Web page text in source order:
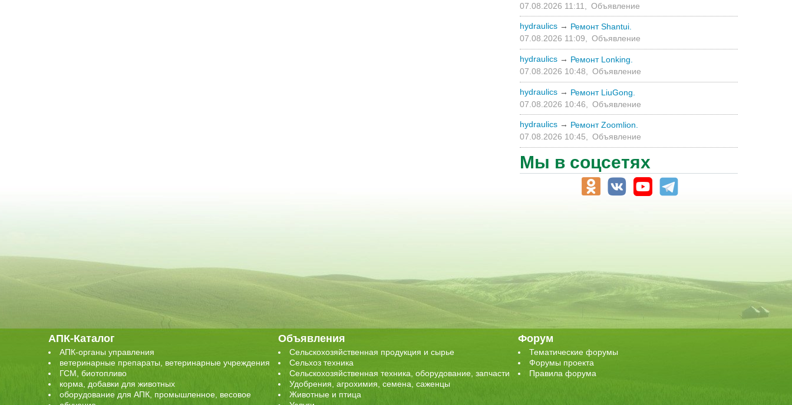
07.08.2026 11:11,
Объявление
hydraulics → Ремонт Shantui.
07.08.2026 11:09, Объявление
hydraulics → Ремонт Lonking.
07.08.2026 10:48,
Объявление
hydraulics → Ремонт LiuGong.
07.08.2026 10:46,
Объявление
hydraulics → Ремонт Zoomlion.
07.08.2026 10:45,
Объявление
Мы в соцсетях
АПК-Каталог
АПК-органы управления
ветеринарные препараты, ветеринарные учреждения
ГСМ, биотопливо
корма, добавки для животных
оборудование для АПК, промышленное, весовое
Объявления
Сельскохозяйственная продукция и сырье
Сельхоз техника
Сельскохозяйственная техника, оборудование, запчасти
Удобрения, агрохимия, семена, саженцы
Животные и птица
Форум
Тематические форумы
Форумы проекта
Правила форума